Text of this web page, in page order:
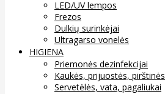
LED/UV lempos
Frezos
Dulkių surinkėjai
Ultragarso vonelės
HIGIENA
Priemonės dezinfekcijai
Kaukės, prijuostės, pirštinės
Servetėlės, vata, pagaliukai